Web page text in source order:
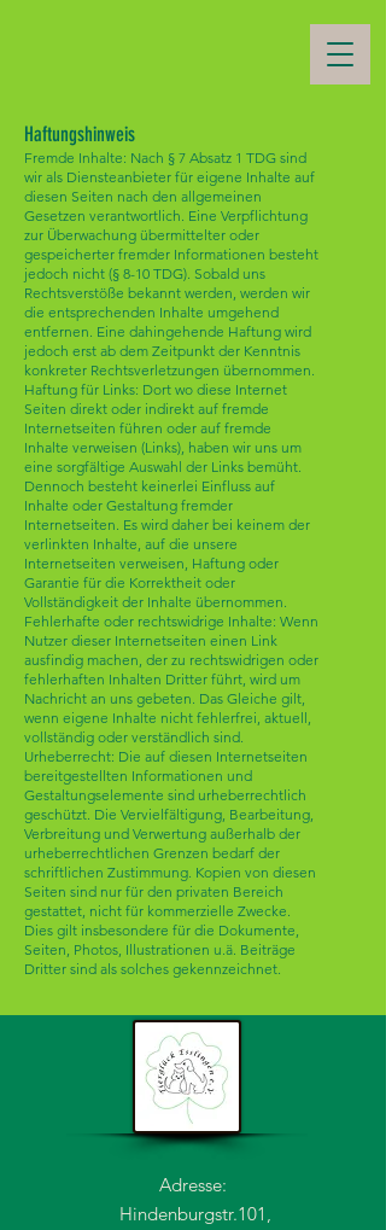
Haftungshinweis
Fremde Inhalte: Nach § 7 Absatz 1 TDG sind
wir als Diensteanbieter für eigene Inhalte auf
diesen Seiten nach den allgemeinen
Gesetzen verantwortlich. Eine Verpflichtung
zur Überwachung übermittelter oder
gespeicherter fremder Informationen besteht
jedoch nicht (§ 8-10 TDG). Sobald uns
Rechtsverstöße bekannt werden, werden wir
die entsprechenden Inhalte umgehend
entfernen. Eine dahingehende Haftung wird
jedoch erst ab dem Zeitpunkt der Kenntnis
konkreter Rechtsverletzungen übernommen.
Haftung für Links: Dort wo diese Internet
Seiten direkt oder indirekt auf fremde
Internetseiten führen oder auf fremde
Inhalte verweisen (Links), haben wir uns um
eine sorgfältige Auswahl der Links bemüht.
Dennoch besteht keinerlei Einfluss auf
Inhalte oder Gestaltung fremder
Internetseiten. Es wird daher bei keinem der
verlinkten Inhalte, auf die unsere
Internetseiten verweisen, Haftung oder
Garantie für die Korrektheit oder
Vollständigkeit der Inhalte übernommen.
Fehlerhafte oder rechtswidrige Inhalte: Wenn
Nutzer dieser Internetseiten einen Link
ausfindig machen, der zu rechtswidrigen oder
fehlerhaften Inhalten Dritter führt, wird um
Nachricht an uns gebeten. Das Gleiche gilt,
wenn eigene Inhalte nicht fehlerfrei, aktuell,
vollständig oder verständlich sind.
Urheberrecht: Die auf diesen Internetseiten
bereitgestellten Informationen und
Gestaltungselemente sind urheberrechtlich
geschützt. Die Vervielfältigung, Bearbeitung,
Verbreitung und Verwertung außerhalb der
urheberrechtlichen Grenzen bedarf der
schriftlichen Zustimmung. Kopien von diesen
Seiten sind nur für den privaten Bereich
gestattet, nicht für kommerzielle Zwecke.
Dies gilt insbesondere für die Dokumente,
Seiten, Photos, Illustrationen u.ä. Beiträge
Dritter sind als solches gekennzeichnet.
Adresse:
Hindenburgstr.101,